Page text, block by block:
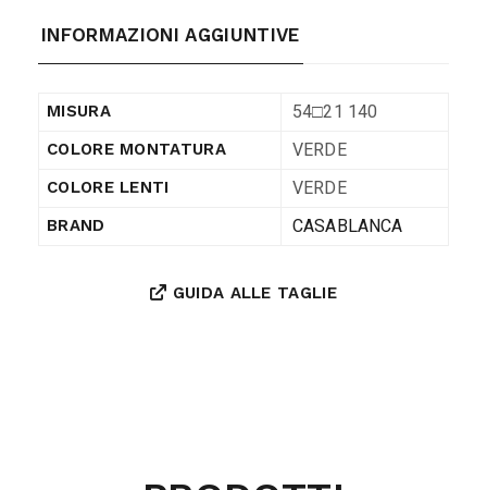
INFORMAZIONI AGGIUNTIVE
MISURA 54□21 140
COLORE MONTATURA VERDE
COLORE LENTI VERDE
BRAND CASABLANCA
GUIDA ALLE TAGLIE